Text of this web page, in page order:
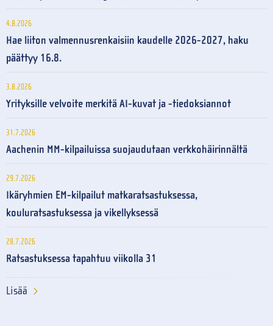
4.8.2026
Hae liiton valmennusrenkaisiin kaudelle 2026-2027, haku
päättyy 16.8.
3.8.2026
Yrityksille velvoite merkitä AI-kuvat ja -tiedoksiannot
31.7.2026
Aachenin MM-kilpailuissa suojaudutaan verkkohäirinnältä
29.7.2026
Ikäryhmien EM-kilpailut matkaratsastuksessa,
kouluratsastuksessa ja vikellyksessä
28.7.2026
Ratsastuksessa tapahtuu viikolla 31
Lisää